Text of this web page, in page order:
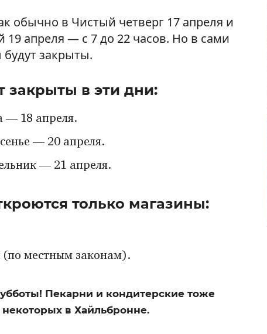
обычно в Чистый четверг 17 апреля и
19 апреля — с 7 до 22 часов. Но в сами
закрыты.
закрыты в эти дни:
— 18 апреля.
— 20 апреля.
— 21 апреля.
только магазины:
(по местным законам).
Пекарни и кондитерские тоже
в Хайльбронне.